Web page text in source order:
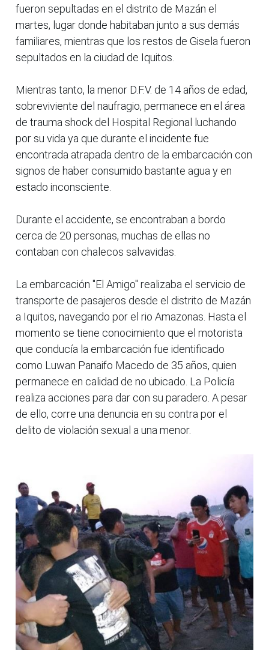
fueron sepultadas en el distrito de Mazán el
martes, lugar donde habitaban junto a sus demás
familiares, mientras que los restos de Gisela fueron
sepultados en la ciudad de Iquitos.
Mientras tanto, la menor D.F.V. de 14 años de edad,
sobreviviente del naufragio, permanece en el área
de trauma shock del Hospital Regional luchando
por su vida ya que durante el incidente fue
encontrada atrapada dentro de la embarcación con
signos de haber consumido bastante agua y en
estado inconsciente.
Durante el accidente, se encontraban a bordo
cerca de 20 personas, muchas de ellas no
contaban con chalecos salvavidas.
La embarcación "El Amigo" realizaba el servicio de
transporte de pasajeros desde el distrito de Mazán
a Iquitos, navegando por el rio Amazonas. Hasta el
momento se tiene conocimiento que el motorista
que conducía la embarcación fue identificado
como Luwan Panaifo Macedo de 35 años, quien
permanece en calidad de no ubicado. La Policía
realiza acciones para dar con su paradero. A pesar
de ello, corre una denuncia en su contra por el
delito de violación sexual a una menor.